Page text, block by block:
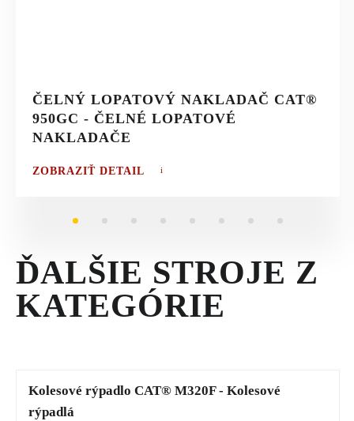
ČELNÝ LOPATOVÝ NAKLADAČ CAT®
950GC - ČELNÉ LOPATOVÉ
NAKLADAČE
ZOBRAZIŤ DETAIL
1 2 3 4 5 6 7 8
ĎALŠIE STROJE Z
KATEGÓRIE
Kolesové rýpadlo CAT® M320F - Kolesové
rýpadlá